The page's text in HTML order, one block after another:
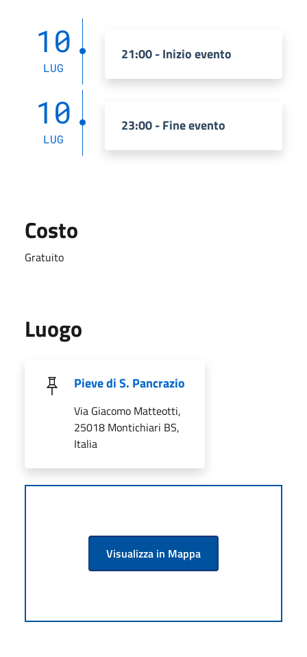
10
LUG
21:00 - Inizio evento
10
LUG
23:00 - Fine evento
Costo
Gratuito
Luogo
Pieve di S. Pancrazio
Via Giacomo Matteotti,
25018 Montichiari BS,
Italia
Visualizza in Mappa